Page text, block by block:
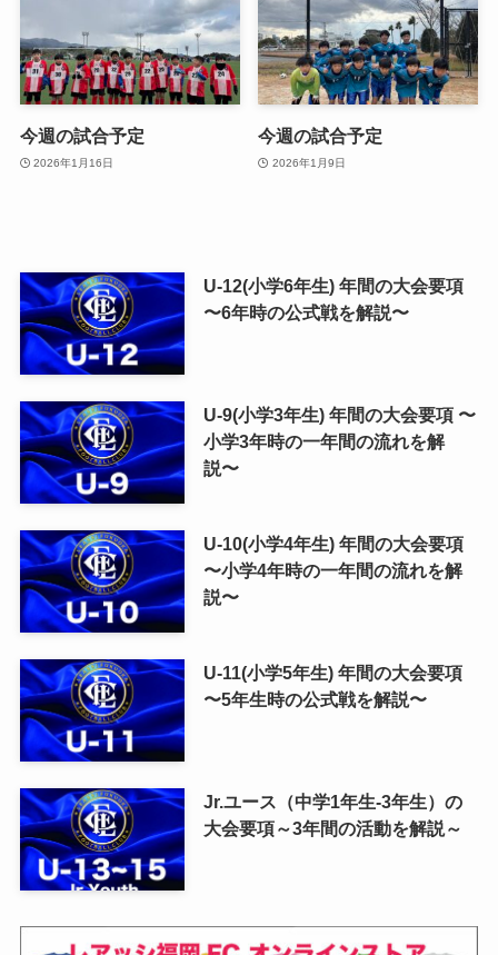
今週の試合予定
2026年1月16日
今週の試合予定
2026年1月9日
U-12(小学6年生) 年間の大会要項
〜6年時の公式戦を解説〜
U-9(小学3年生) 年間の大会要項 〜
小学3年時の一年間の流れを解
説〜
U-10(小学4年生) 年間の大会要項
〜小学4年時の一年間の流れを解
説〜
U-11(小学5年生) 年間の大会要項
〜5年生時の公式戦を解説〜
Jr.ユース（中学1年生-3年生）の
大会要項～3年間の活動を解説～